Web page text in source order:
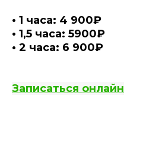
• 1 часа: 4 900₽
• 1,5 часа: 5900₽
• 2 часа: 6 900₽
Записаться онлайн